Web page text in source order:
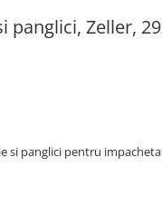
Zeller,
si panglici pentru